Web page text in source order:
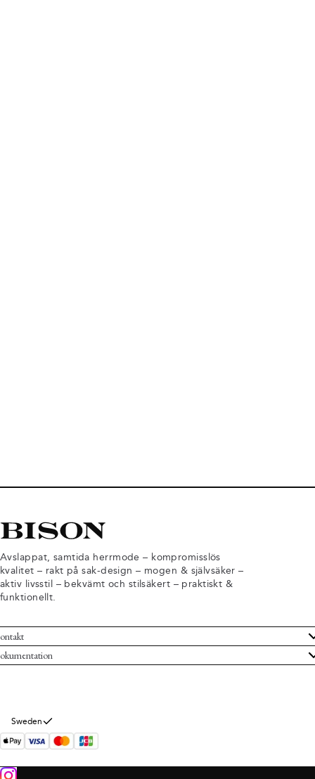
Avslappat, samtida herrmode – kompromisslös
kvalitet – rakt på sak-design – mogen & självsäker –
aktiv livsstil – bekvämt och stilsäkert – praktiskt &
funktionellt.
Bison
Sweden